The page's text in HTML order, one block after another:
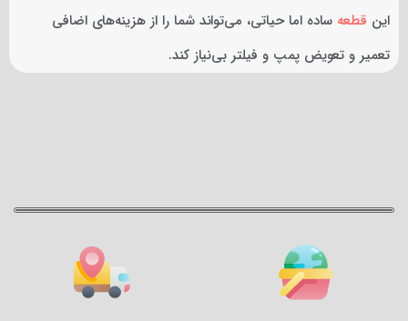
این قطعه ساده اما حیاتی، می‌تواند شما را از هزینه‌های اضافی
تعمیر و تعویض پمپ و فیلتر بی‌نیاز کند.